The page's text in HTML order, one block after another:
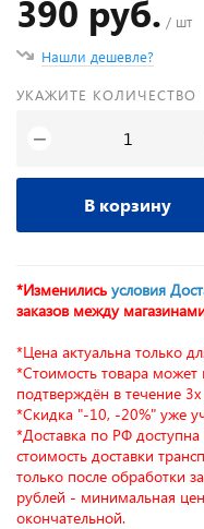
390 руб. / шт
Нашли дешевле?
УКАЖИТЕ КОЛИЧЕСТВО
−
В корзину
*Изменились условия
заказов между
*Цена актуальна только
*Стоимость товара может
подтверждён в течение
*Скидка "-10, -20%" уже
*Доставка по РФ
стоимость доставки
только после обработки
рублей - минимальная
окончательной.